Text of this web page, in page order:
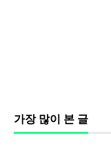
가장 많이 본 글